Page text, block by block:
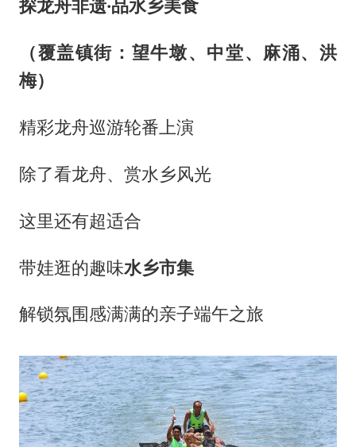
探龙舟非遗·品水乡美食
（覆盖镇街：望牛墩、中堂、麻涌、洪
梅）
精彩龙舟巡游轮番上演
除了看龙舟、赏水乡风光
这里还有超适合
带娃逛的趣味水乡市集
解锁氛围感满满的亲子端午之旅